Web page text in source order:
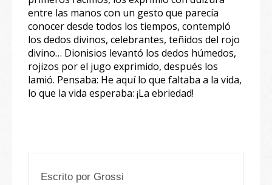
entre las manos con un gesto que parecía
conocer desde todos los tiempos, contempló
los dedos divinos, celebrantes, teñidos del rojo
divino… Dionisios levantó los dedos húmedos,
rojizos por el jugo exprimido, después los
lamió. Pensaba: He aquí lo que faltaba a la vida,
lo que la vida esperaba: ¡La ebriedad!
Escrito por Grossi